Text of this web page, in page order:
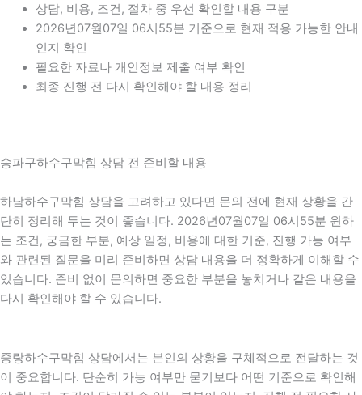
상담, 비용, 조건, 절차 중 우선 확인할 내용 구분
2026년07월07일 06시55분 기준으로 현재 적용 가능한 안내
인지 확인
필요한 자료나 개인정보 제출 여부 확인
최종 진행 전 다시 확인해야 할 내용 정리
송파구하수구막힘 상담 전 준비할 내용
하남하수구막힘 상담을 고려하고 있다면 문의 전에 현재 상황을 간
단히 정리해 두는 것이 좋습니다. 2026년07월07일 06시55분 원하
는 조건, 궁금한 부분, 예상 일정, 비용에 대한 기준, 진행 가능 여부
와 관련된 질문을 미리 준비하면 상담 내용을 더 정확하게 이해할 수
있습니다. 준비 없이 문의하면 중요한 부분을 놓치거나 같은 내용을
다시 확인해야 할 수 있습니다.
중랑하수구막힘 상담에서는 본인의 상황을 구체적으로 전달하는 것
이 중요합니다. 단순히 가능 여부만 묻기보다 어떤 기준으로 확인해